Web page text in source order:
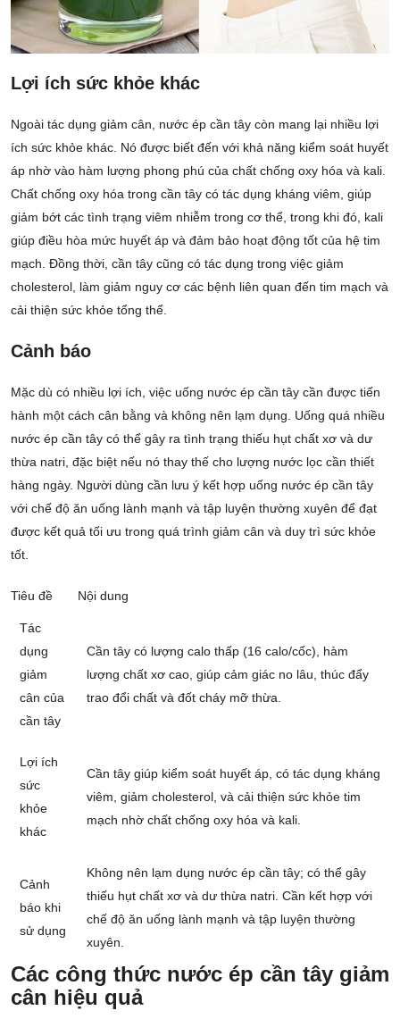
Lợi ích sức khỏe khác
Ngoài tác dụng giảm cân, nước ép cần tây còn mang lại nhiều lợi
ích sức khỏe khác. Nó được biết đến với khả năng kiểm soát huyết
áp nhờ vào hàm lượng phong phú của chất chống oxy hóa và kali.
Chất chống oxy hóa trong cần tây có tác dụng kháng viêm, giúp
giảm bớt các tình trạng viêm nhiễm trong cơ thể, trong khi đó, kali
giúp điều hòa mức huyết áp và đảm bảo hoạt động tốt của hệ tim
mạch. Đồng thời, cần tây cũng có tác dụng trong việc giảm
cholesterol, làm giảm nguy cơ các bệnh liên quan đến tim mạch và
cải thiện sức khỏe tổng thể.
Cảnh báo
Mặc dù có nhiều lợi ích, việc uống nước ép cần tây cần được tiến
hành một cách cân bằng và không nên lạm dụng. Uống quá nhiều
nước ép cần tây có thể gây ra tình trạng thiếu hụt chất xơ và dư
thừa natri, đặc biệt nếu nó thay thế cho lượng nước lọc cần thiết
hàng ngày. Người dùng cần lưu ý kết hợp uống nước ép cần tây
với chế độ ăn uống lành mạnh và tập luyện thường xuyên để đạt
được kết quả tối ưu trong quá trình giảm cân và duy trì sức khỏe
tốt.
Tiêu đề Nội dung
Tác
dụng
giảm
cân của
cần tây
Cần tây có lượng calo thấp (16 calo/cốc), hàm
lượng chất xơ cao, giúp cảm giác no lâu, thúc đẩy
trao đổi chất và đốt cháy mỡ thừa.
Lợi ích
sức
khỏe
khác
Cần tây giúp kiểm soát huyết áp, có tác dụng kháng
viêm, giảm cholesterol, và cải thiện sức khỏe tim
mạch nhờ chất chống oxy hóa và kali.
Cảnh
báo khi
sử dụng
Không nên lạm dụng nước ép cần tây; có thể gây
thiếu hụt chất xơ và dư thừa natri. Cần kết hợp với
chế độ ăn uống lành mạnh và tập luyện thường
xuyên.
Các công thức nước ép cần tây giảm
cân hiệu quả